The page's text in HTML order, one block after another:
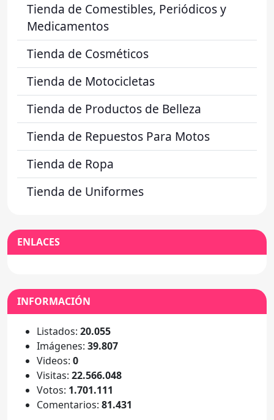
Tienda de Comestibles, Periódicos y
Medicamentos
Tienda de Cosméticos
Tienda de Motocicletas
Tienda de Productos de Belleza
Tienda de Repuestos Para Motos
Tienda de Ropa
Tienda de Uniformes
ENLACES
INFORMACIÓN
Listados: 20.055
Imágenes: 39.807
Videos: 0
Visitas: 22.566.048
Votos: 1.701.111
Comentarios: 81.431